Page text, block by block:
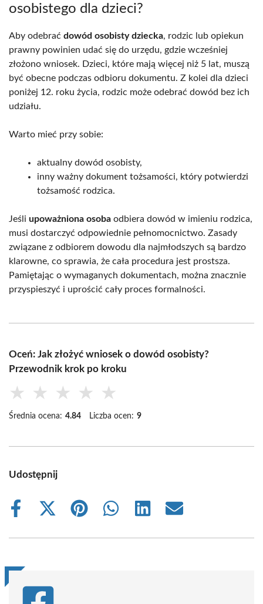
osobistego dla dzieci?
Aby odebrać dowód osobisty dziecka, rodzic lub opiekun
prawny powinien udać się do urzędu, gdzie wcześniej
złożono wniosek. Dzieci, które mają więcej niż 5 lat, muszą
być obecne podczas odbioru dokumentu. Z kolei dla dzieci
poniżej 12. roku życia, rodzic może odebrać dowód bez ich
udziału.
Warto mieć przy sobie:
aktualny dowód osobisty,
inny ważny dokument tożsamości, który potwierdzi
tożsamość rodzica.
Jeśli upoważniona osoba odbiera dowód w imieniu rodzica,
musi dostarczyć odpowiednie pełnomocnictwo. Zasady
związane z odbiorem dowodu dla najmłodszych są bardzo
klarowne, co sprawia, że cała procedura jest prostsza.
Pamiętając o wymaganych dokumentach, można znacznie
przyspieszyć i uprościć cały proces formalności.
Oceń: Jak złożyć wniosek o dowód osobisty?
Przewodnik krok po kroku
★ ★ ★ ★ ★
Średnia ocena: 4.84 Liczba ocen: 9
Udostępnij
Share
Share
(Twitter)
Share
Share
Share
Share